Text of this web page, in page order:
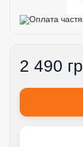
2 490